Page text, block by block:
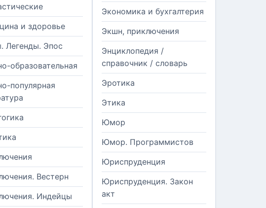
и здоровье
Легенды. Эпос
образовательная
популярная
Вестерн
Индейцы
Экономика и бухгалтерия
Экшн, приключения
Энциклопедия /
справочник / словарь
Эротика
Этика
Юмор
Юмор. Программистов
Юриспруденция
Юриспруденция. Закон
акт